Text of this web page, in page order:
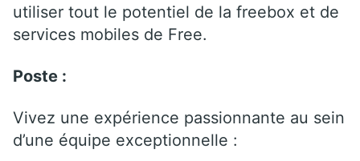
utiliser tout le potentiel de la freebox et de
services mobiles de Free.
Poste :
Vivez une expérience passionnante au sein
d’une équipe exceptionnelle :